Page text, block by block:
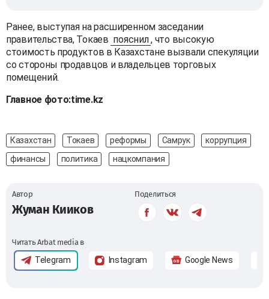
Ранее, выступая на расширенном заседании
правительства, Токаев пояснил , что высокую
стоимость продуктов в Казахстане вызвали спекуляции
со стороны продавцов и владельцев торговых
помещений.
Главное фото:time.kz
Казахстан Токаев реформы Самрук
коррупция
финансы
политика нацкомпания
Автор
Жуман Кииков
Поделиться
Читать Arbat media в
Telegram Instagram Google News